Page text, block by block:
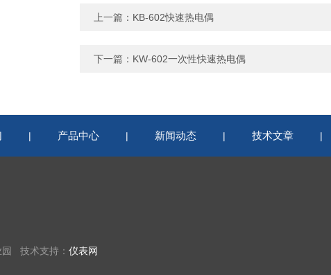
上一篇： KB-602快速热电偶
下一篇： KW-602一次性快速热电偶
| 产品中心 | 新闻动态 | 技术文章 |
园 技术支持： 仪表网